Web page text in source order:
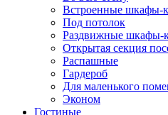
Встроенные шкафы-
Под потолок
Раздвижные шкафы-
Открытая секция
Распашные
Гардероб
Для маленького
Эконом
Гостиные